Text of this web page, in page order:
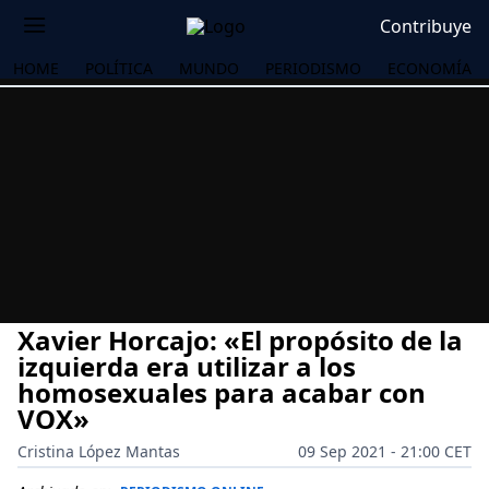
Contribuye
HOME POLÍTICA MUNDO PERIODISMO ECONOMÍA
Xavier Horcajo: «El propósito de la
izquierda era utilizar a los
homosexuales para acabar con
VOX»
Cristina López Mantas
09 Sep 2021 - 21:00 CET